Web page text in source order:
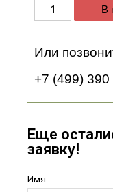
В
Или
+7 (499) 390
Еще
заявку!
Имя